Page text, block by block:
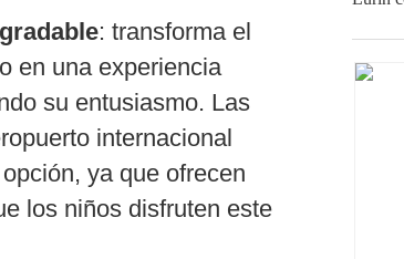
: transforma el
en una experiencia
su entusiasmo. Las
internacional
ya que ofrecen
los niños disfruten este